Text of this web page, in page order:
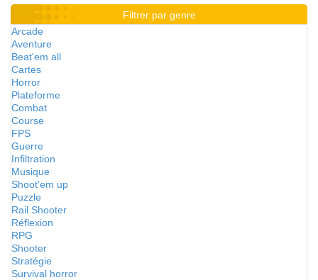
Filtrer par genre
Arcade
Aventure
Beat'em all
Cartes
Horror
Plateforme
Combat
Course
FPS
Guerre
Infiltration
Musique
Shoot'em up
Puzzle
Rail Shooter
Réflexion
RPG
Shooter
Stratégie
Survival horror